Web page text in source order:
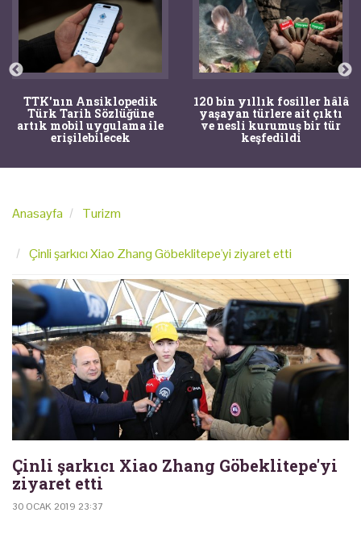
TTK'nın Ansiklopedik
Türk Tarih Sözlüğüne
artık mobil uygulama ile
erişilebilecek
120 bin yıllık fosiller hâlâ
yaşayan türlere ait çıktı
ve nesli kurumuş bir tür
keşfedildi
Anasayfa Turizm
Çinli şarkıcı Xiao Zhang Göbeklitepe'yi ziyaret etti
Çinli şarkıcı Xiao Zhang Göbeklitepe'yi
ziyaret etti
30 OCAK 2019 23:37